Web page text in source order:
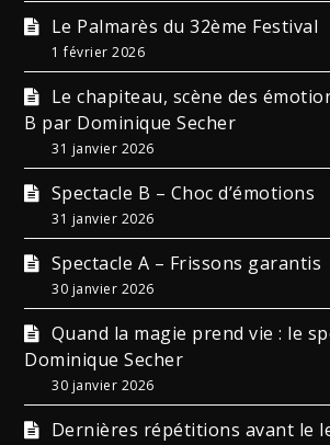
Le Palmarès du 32ème Festival
1 février 2026
Le chapiteau, scène des
B par Dominique Secher
31 janvier 2026
Spectacle B – Choc d’émotions
31 janvier 2026
Spectacle A – Frissons garantis
30 janvier 2026
Quand la magie prend vie : le
Dominique Secher
30 janvier 2026
Dernières répétitions avant le